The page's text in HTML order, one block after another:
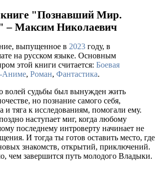
"Познавший Мир.
– Максим Николаевич
выпущенное в 2023 году, в
на русском языке. Основным
этой книги считается: Боевая
Аниме, Роман, Фантастика.
волей судьбы был вынужден жить
но познание самого себя,
тяга к исследованиям, помогали ему.
наступает миг, когда любому
последнему интроверту начинает не
И тогда ты готов оставить место, где
знакомств, открытий, приключений.
чем завершится путь молодого Владыки.